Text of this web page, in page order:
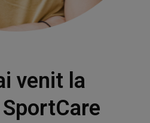
venit la